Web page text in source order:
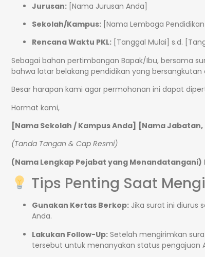
Jurusan: [Nama Jurusan Anda]
Sekolah/Kampus: [Nama Lembaga Pendidikan
Rencana Waktu PKL: [Tanggal Mulai] s.d.
Sebagai bahan pertimbangan Bapak/Ibu, bersama
bahwa latar belakang pendidikan yang
Besar harapan kami agar permohonan ini dapat
Hormat kami,
[Nama Sekolah / Kampus Anda] [Nama Jabatan,
(Tanda Tangan & Cap Resmi)
(Nama Lengkap Pejabat yang Menandatangani)
Tips Penting Saat
Gunakan Kertas Berkop: Jika surat ini diurus
Anda.
Lakukan Follow-Up: Setelah mengirimkan
tersebut untuk menanyakan status pengajuan